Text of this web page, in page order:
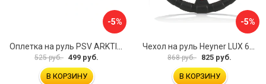
-5%
525 руб. 499 руб.
В КОРЗИНУ
-5%
868 руб. 825 руб.
В КОРЗИНУ